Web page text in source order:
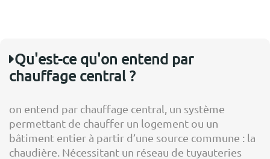
Qu'est-ce qu'on entend par
chauffage central ?
on entend par chauffage central, un système
permettant de chauffer un logement ou un
bâtiment entier à partir d’une source commune : la
chaudière. Nécessitant un réseau de tuyauteries